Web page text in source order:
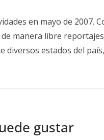
en mayo de 2007.
manera libre
diversos estados del
gustar